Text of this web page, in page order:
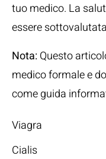
tuo medico. La
essere
Nota:Questo
medico formale e
come guida
Viagra
Cialis